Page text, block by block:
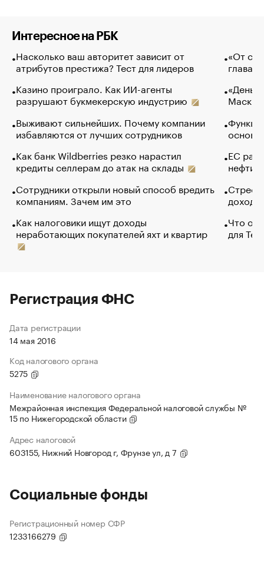
Интересное на РБК
Насколько ваш авторитет зависит от
атрибутов престижа? Тест для лидеров
Казино проиграло. Как ИИ-агенты
разрушают букмекерскую индустрию
Выживают сильнейших. Почему компании
избавляются от лучших сотрудников
Как банк Wildberries резко нарастил
кредиты селлерам до атак на склады
Сотрудники открыли новый способ вредить
компаниям. Зачем им это
Как налоговики ищут доходы
неработающих покупателей яхт и квартир
«От
глава
Маск в
основ
ЕС
нефти
Что
для
Регистрация ФНС
Дата регистрации
14 мая 2016
Код налогового органа
5275
Наименование налогового органа
Межрайонная инспекция Федеральной налоговой службы №
15 по Нижегородской области
Адрес налоговой
603155, Нижний Новгород г, Фрунзе ул, д 7
Социальные фонды
Регистрационный номер СФР
1233166279